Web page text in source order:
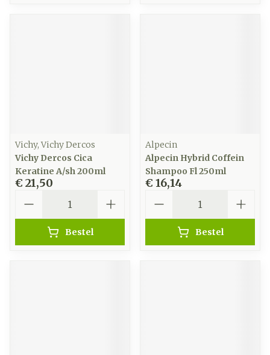
Vichy, Vichy Dercos
Vichy Dercos Cica
Keratine A/sh 200ml
€ 21,50
Bestel
Alpecin
Alpecin Hybrid Coffein
Shampoo Fl 250ml
€ 16,14
Bestel